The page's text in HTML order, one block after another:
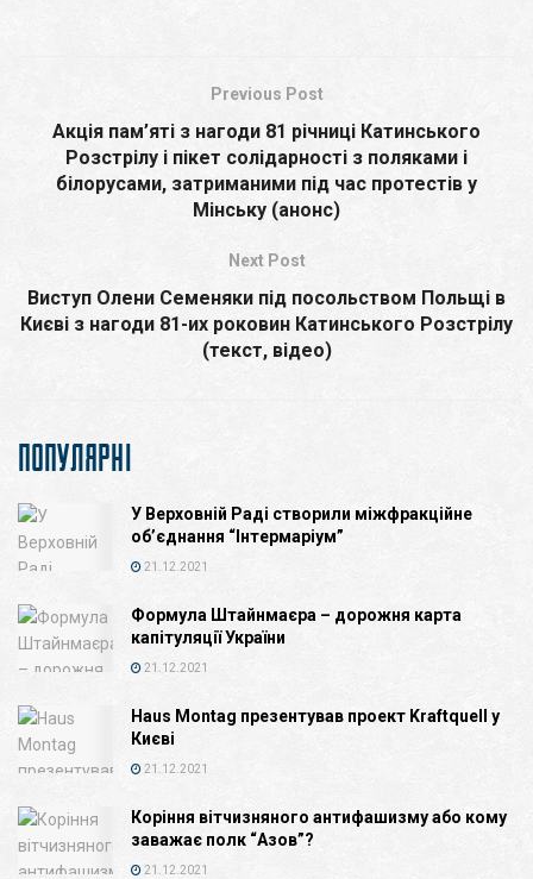
Previous Post
Акція пам’яті з нагоди 81 річниці Катинського
Розстрілу і пікет солідарності з поляками і
білорусами, затриманими під час протестів у
Мінську (анонс)
Next Post
Виступ Олени Семеняки під посольством Польщі в
Києві з нагоди 81-их роковин Катинського Розстрілу
(текст, відео)
ПОПУЛЯРНІ
У Верховній Раді створили міжфракційне
об’єднання “Інтермаріум”
21.12.2021
Формула Штайнмаєра – дорожня карта
капітуляції України
21.12.2021
Haus Montag презентував проект Kraftquell у
Києві
21.12.2021
Коріння вітчизняного антифашизму або кому
заважає полк “Азов”?
21.12.2021